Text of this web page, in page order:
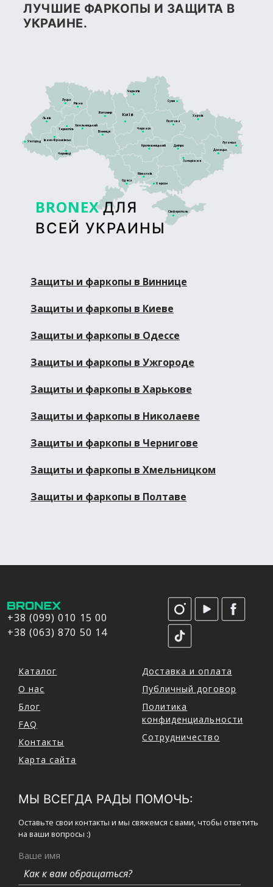
ЛУЧШИЕ ФАРКОПЫ И ЗАЩИТА В
УКРАИНЕ.
BRONEX ДЛЯ
ВСЕЙ УКРАИНЫ
Сімферополь
Луцьк
Київ
Житомир
Тернопіль
Рівне
Львів
Дніпро
Кропивницький
Харків
Полтава
Черкаси
Суми
Чернігів
Запоріжжя
Херсон
Донецьк
Луганськ
Ужгород
Чернівці
Вінниця
Хмельницький
Івано-Франківськ
Миколаїв
Одеса
Защиты и фаркопы в Виннице
Защиты и фаркопы в Киеве
Защиты и фаркопы в Одессе
Защиты и фаркопы в Ужгороде
Защиты и фаркопы в Харькове
Защиты и фаркопы в Николаеве
Защиты и фаркопы в Чернигове
Защиты и фаркопы в Хмельницком
Защиты и фаркопы в Полтаве
+38 (099) 010 15 00
+38 (063) 870 50 14
Каталог
О нас
Блог
FAQ
Контакты
Карта сайта
Доставка и оплата
Публичный договор
Политика
конфиденциальности
Сотрудничество
МЫ ВСЕГДА РАДЫ ПОМОЧЬ:
Оставьте свои контакты и мы свяжемся с вами, чтобы ответить
на ваши вопросы :)
Ваше имя